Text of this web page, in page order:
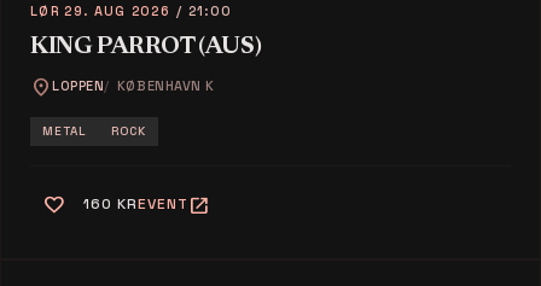
LØR 29. AUG 2026 / 21:00
KING PARROT (AUS)
location_on LOPPEN KØBENHAVN K
METAL ROCK
favorite 160 KREVENT open_in_new